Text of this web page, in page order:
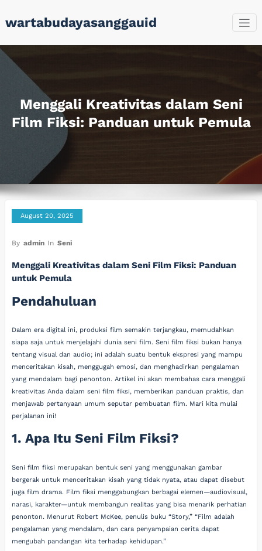
towartabudayasanggauid
Menggali Kreativitas dalam Seni
Film Fiksi: Panduan untuk Pemula
August 20, 2025
By admin In Seni
Menggali Kreativitas dalam Seni Film Fiksi: Panduan
untuk Pemula
Pendahuluan
Dalam era digital ini, produksi film semakin terjangkau, memudahkan
siapa saja untuk menjelajahi dunia seni film. Seni film fiksi bukan hanya
tentang visual dan audio; ini adalah suatu bentuk ekspresi yang mampu
menceritakan kisah, menggugah emosi, dan menghadirkan pengalaman
yang mendalam bagi penonton. Artikel ini akan membahas cara menggali
kreativitas Anda dalam seni film fiksi, memberikan panduan praktis, dan
menjawab pertanyaan umum seputar pembuatan film. Mari kita mulai
perjalanan ini!
1. Apa Itu Seni Film Fiksi?
Seni film fiksi merupakan bentuk seni yang menggunakan gambar
bergerak untuk menceritakan kisah yang tidak nyata, atau dapat disebut
juga film drama. Film fiksi menggabungkan berbagai elemen—audiovisual,
narasi, karakter—untuk membangun realitas yang bisa menarik perhatian
penonton. Menurut Robert McKee, penulis buku “Story,” “Film adalah
pengalaman yang mendalam, dan cara penyampaian cerita dapat
mengubah pandangan kita terhadap kehidupan.”